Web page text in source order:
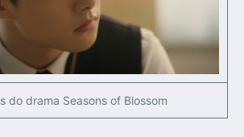
do drama Seasons of Blossom